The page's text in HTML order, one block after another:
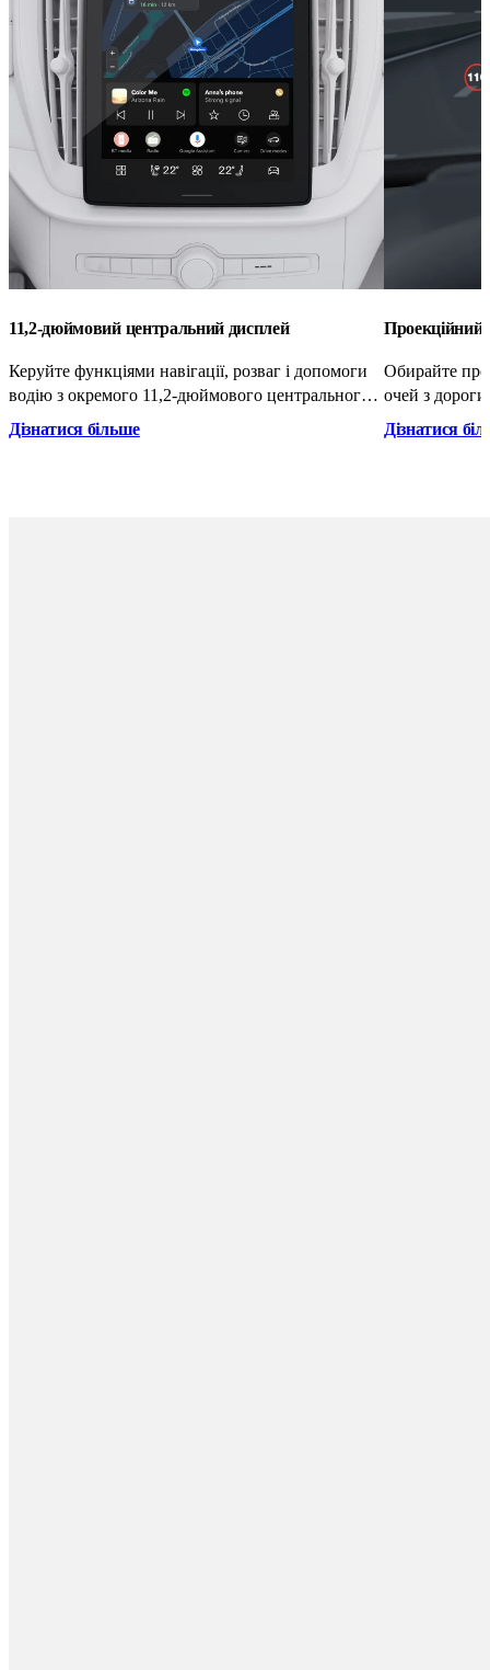
11,2-дюймовий центральний дисплей
Керуйте функціями навігації, розваг і допомоги
водію з окремого 11,2-дюймового центрального
дисплея. Його сенсорний екран з антибліковим
покриттям означає, що карти, мультимедійні дані
Дізнатися більше
Проекційний
Обирайте
очей з
важливу
обмеження
Дізнатися